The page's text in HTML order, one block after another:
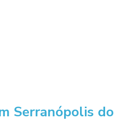
Serranópolis do